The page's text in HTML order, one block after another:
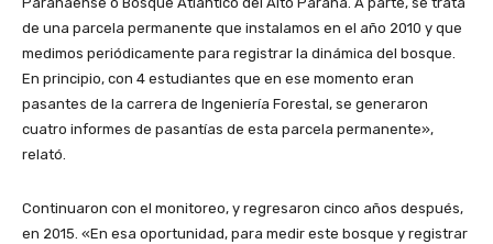
de una parcela permanente que instalamos en el año 2010 y que
medimos periódicamente para registrar la dinámica del bosque.
En principio, con 4 estudiantes que en ese momento eran
pasantes de la carrera de Ingeniería Forestal, se generaron
cuatro informes de pasantías de esta parcela permanente»,
relató.
Continuaron con el monitoreo, y regresaron cinco años después,
en 2015. «En esa oportunidad, para medir este bosque y registrar